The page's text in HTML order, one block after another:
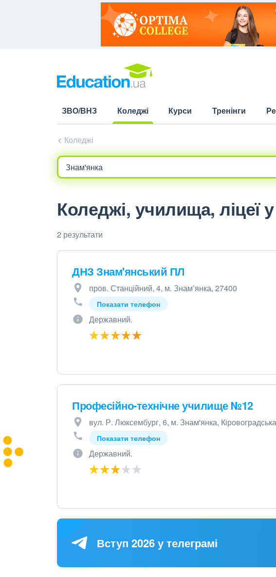
ЗВО/ВНЗ
Коледжі
Курси Тренінги
Коледжі
Коледжі, училища, ліцеї
2 результати
ДНЗ Знам'янський ПЛ
пров. Станційний, 4, м. Знам’янка, 27400
Показати телефон
Державний.
Професійно-технічне училище №12
вул. Р. Люксембург, 6, м. Знам'янка,
Показати телефон
Державний.
Вступ 2026 у телеграмі